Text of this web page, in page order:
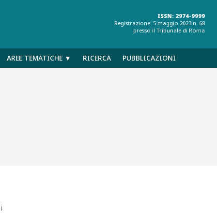
ISSN: 2974-9999
Registrazione: 5 maggio 2023 n. 68
presso il Tribunale di Roma
AREE TEMATICHE ▼ RICERCA PUBBLICAZIONI